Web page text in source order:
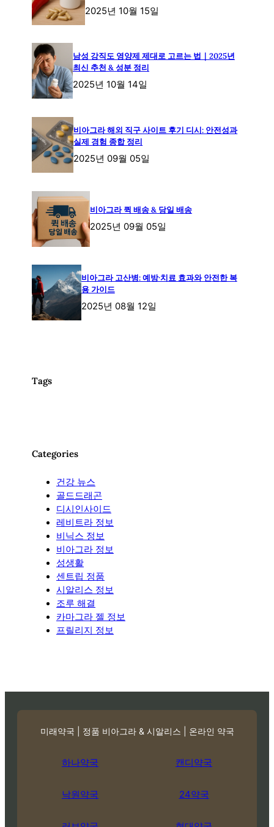
2025년 10월 15일
남성 강직도 영양제 제대로 고르는 법｜2025년
최신 추천 & 성분 정리
2025년 10월 14일
비아그라 해외 직구 사이트 후기 디시: 안전성과
실제 경험 종합 정리
2025년 09월 05일
비아그라 퀵 배송 & 당일 배송
2025년 09월 05일
비아그라 고산병: 예방·치료 효과와 안전한 복
용 가이드
2025년 08월 12일
Tags
Categories
건강 뉴스
골드드래곤
디시인사이드
레비트라 정보
비닉스 정보
비아그라 정보
성생활
센트립 정품
시알리스 정보
조루 해결
카마그라 젤 정보
프릴리지 정보
미래약국 | 정품 비아그라 & 시알리스 | 온라인 약국
하나약국
낙원약국
캔디약국
24약국